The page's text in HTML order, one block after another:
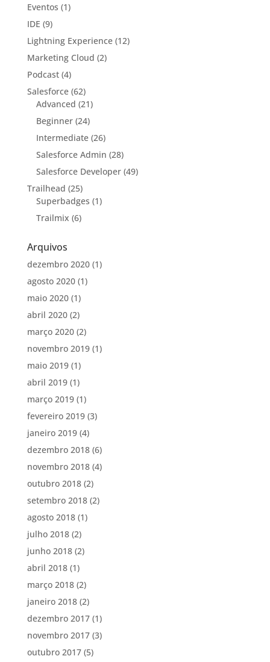
Eventos (1)
IDE (9)
Lightning Experience(12)
Marketing Cloud (2)
Podcast(4)
Salesforce(62)
Advanced (21)
Beginner(24)
Intermediate(26)
Salesforce Admin (28)
Salesforce Developer(49)
Trailhead (25)
Superbadges (1)
Trailmix (6)
Arquivos
dezembro 2020(1)
agosto 2020(1)
maio 2020(1)
abril 2020(2)
março 2020(2)
novembro 2019(1)
maio 2019(1)
abril 2019(1)
março 2019(1)
fevereiro 2019(3)
janeiro 2019(4)
dezembro 2018(6)
novembro 2018(4)
outubro 2018(2)
setembro 2018(2)
agosto 2018(1)
julho 2018(2)
junho 2018(2)
abril 2018(1)
março 2018(2)
janeiro 2018(2)
dezembro 2017(1)
novembro 2017(3)
outubro 2017(5)